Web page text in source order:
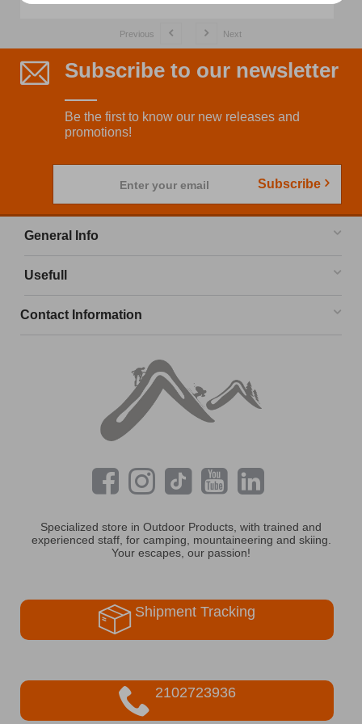
Previous Next
Subscribe to our newsletter
Be the first to know our new releases and
promotions!
Enter your email Subscribe
General Info
Usefull
Contact Information
Specialized store in Outdoor Products, with trained and
experienced staff, for camping, mountaineering and skiing.
Your escapes, our passion!
Shipment Tracking
2102723936